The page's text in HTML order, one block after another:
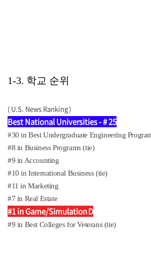
1-3. 학교 순위
( U.S. News Ranking )
Best National Universities - # 25
#30 in Best Undergraduate Engineering
#8 in Business Programs (tie)
#9 in Accounting
#10 in International Business (tie)
#11 in Marketing
#7 in Real Estate
#1 in Game/Simulation D
#9 in Best Colleges for Veterans (tie)